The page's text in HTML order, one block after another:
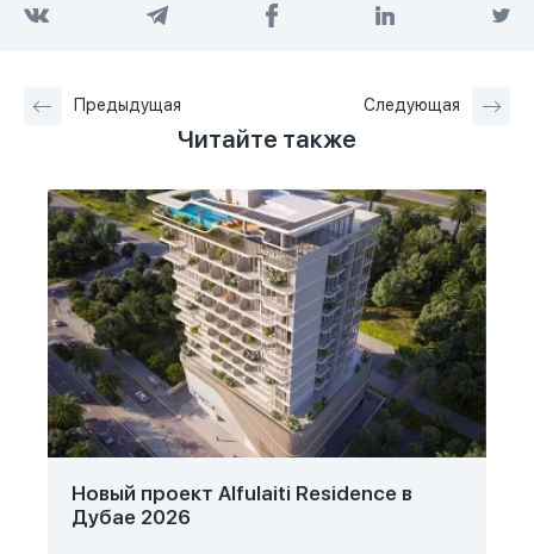
Предыдущая Следующая
Читайте также
Новый проект Alfulaiti Residence в
Дубае 2026